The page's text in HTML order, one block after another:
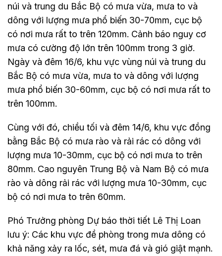
núi và trung du Bắc Bộ có mưa vừa, mưa to và
dông với lượng mưa phổ biến 30-70mm, cục bộ
có nơi mưa rất to trên 120mm. Cảnh báo nguy cơ
mưa có cường độ lớn trên 100mm trong 3 giờ.
Ngày và đêm 16/6, khu vực vùng núi và trung du
Bắc Bộ có mưa vừa, mưa to và dông với lượng
mưa phổ biến 30-60mm, cục bộ có nơi mưa rất to
trên 100mm.
Cùng với đó, chiều tối và đêm 14/6, khu vực đồng
bằng Bắc Bộ có mưa rào và rải rác có dông với
lượng mưa 10-30mm, cục bộ có nơi mưa to trên
80mm. Cao nguyên Trung Bộ và Nam Bộ có mưa
rào và dông rải rác với lượng mưa 10-30mm, cục
bộ có nơi mưa to trên 60mm.
Phó Trưởng phòng Dự báo thời tiết Lê Thị Loan
lưu ý: Các khu vực đề phòng trong mưa dông có
khả năng xảy ra lốc, sét, mưa đá và gió giật mạnh.